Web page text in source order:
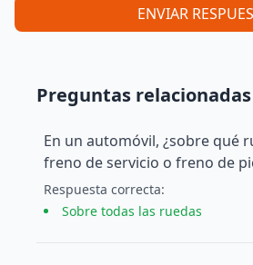
ENVIAR
Preguntas relacionadas
En un automóvil, ¿sobre qué
freno de servicio o freno de
Respuesta correcta:
Sobre todas las ruedas